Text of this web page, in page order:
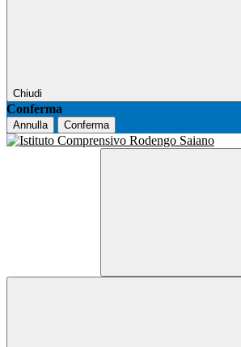
Chiudi
Conferma
Annulla Conferma